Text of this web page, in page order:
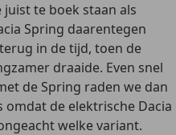
juist te boek staan als
Spring daarentegen
in de tijd, toen de
draaide. Even snel
de Spring raden we dan
omdat de elektrische Dacia
welke variant.